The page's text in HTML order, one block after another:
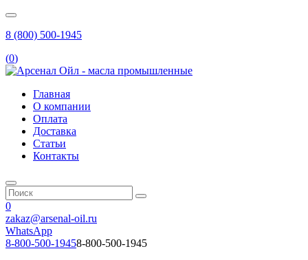
8 (800) 500-1945
(0)
Главная
О компании
Оплата
Доставка
Статьи
Контакты
0
zakaz@arsenal-oil.ru
WhatsApp
8-800-500-19458-800-500-1945